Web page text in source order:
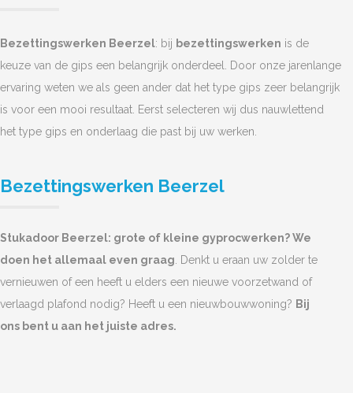
Bezettingswerken Beerzel: bij bezettingswerken is de
keuze van de gips een belangrijk onderdeel. Door onze jarenlange
ervaring weten we als geen ander dat het type gips zeer belangrijk
is voor een mooi resultaat. Eerst selecteren wij dus nauwlettend
het type gips en onderlaag die past bij uw werken.
Bezettingswerken Beerzel
Stukadoor Beerzel: grote of kleine gyprocwerken? We
doen het allemaal even graag. Denkt u eraan uw zolder te
vernieuwen of een heeft u elders een nieuwe voorzetwand of
verlaagd plafond nodig? Heeft u een nieuwbouwwoning? Bij
ons bent u aan het juiste adres.